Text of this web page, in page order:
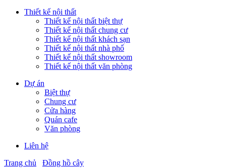
Thiết kế nội thất
Thiết kế nội thất biệt thự
Thiết kế nội thất chung cư
Thiết kế nội thất khách sạn
Thiết kế nội thất nhà phố
Thiết kế nội thất showroom
Thiết kế nội thất văn phòng
Dự án
Biệt thự
Chung cư
Cửa hàng
Quán cafe
Văn phòng
Liên hệ
Trang chủ
Đồng hồ cây